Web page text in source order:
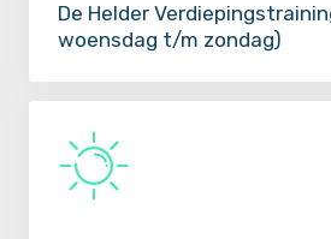
De Helder
woensdag t/m zondag)